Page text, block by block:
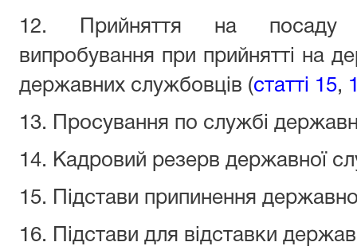
12. Прийняття на посаду
випробування при прийнятті на
державних службовців (статті 15,
13. Просування по службі
14. Кадровий резерв державної
15. Підстави припинення
16. Підстави для відставки